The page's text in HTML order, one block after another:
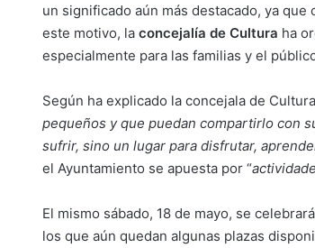
un significado aún más destacado, ya que
este motivo, la concejalía de Cultura ha
especialmente para las familias y el
Según ha explicado la concejala de
pequeños y que puedan compartirlo con
sufrir, sino un lugar para disfrutar,
el Ayuntamiento se apuesta por “
El mismo sábado, 18 de mayo, se
los que aún quedan algunas plazas